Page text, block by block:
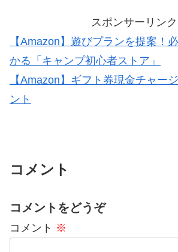
スポンサーリンク
【Amazon】遊びプランを提案！
かる「キャンプ初心者ストア」
【Amazon】ギフト券現金チャー
ント
コメント
コメントをどうぞ
コメント ※